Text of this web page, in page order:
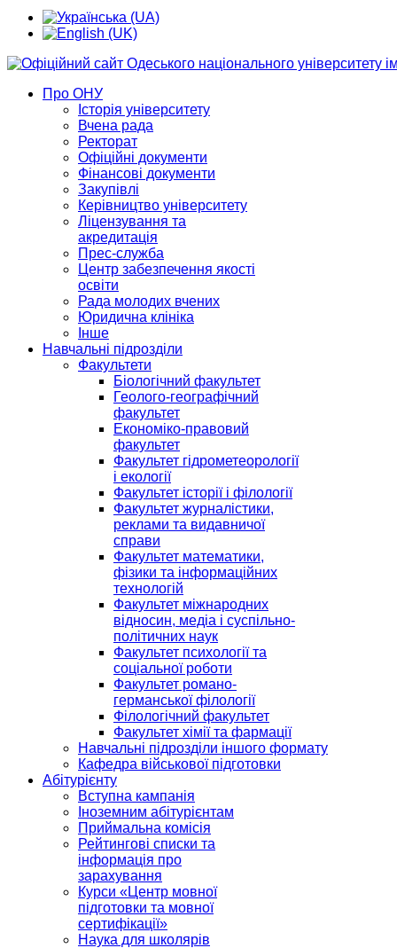
Про ОНУ
Історія університету
Вчена рада
Ректорат
Офіційні документи
Фінансові документи
Закупівлі
Керівництво університету
Ліцензування та
акредитація
Прес-служба
Центр забезпечення якості
освіти
Рада молодих вчених
Юридична клініка
Інше
Навчальні підрозділи
Факультети
Біологічний факультет
Геолого-географічний
факультет
Економіко-правовий
факультет
Факультет гідрометеорології
і екології
Факультет історії і філології
Факультет журналістики,
реклами та видавничої
справи
Факультет математики,
фізики та інформаційних
технологій
Факультет міжнародних
відносин, медіа і суспільно-
політичних наук
Факультет психології та
соціальної роботи
Факультет романо-
германської філології
Філологічний факультет
Факультет хімії та фармації
Навчальні підрозділи іншого формату
Кафедра військової підготовки
Абітурієнту
Вступна кампанія
Іноземним абітурієнтам
Приймальна комісія
Рейтингові списки та
інформація про
зарахування
Курси «Центр мовної
підготовки та мовної
сертифікації»
Наука для школярів